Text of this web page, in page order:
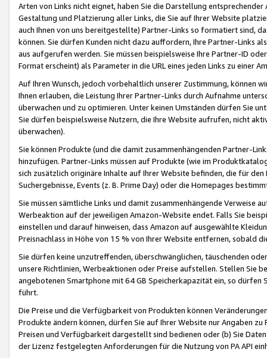
Arten von Links nicht eignet, haben Sie die Darstellung
Gestaltung und Platzierung aller Links, die Sie auf Ihrer Website
auch Ihnen von uns bereitgestellte) Partner-Links so formatiert sind,
können. Sie dürfen Kunden nicht dazu auffordern, Ihre Partner-Links
aus aufgerufen werden. Sie müssen beispielsweise Ihre Partner-ID
Format erscheint) als Parameter in die URL eines jeden Links zu einer
Auf Ihren Wunsch, jedoch vorbehaltlich unserer Zustimmung, können
Ihnen erlauben, die Leistung Ihrer Partner-Links durch Aufnahme
überwachen und zu optimieren. Unter keinen Umständen dürfen Sie
Sie dürfen beispielsweise Nutzern, die Ihre Website aufrufen, nicht
überwachen).
Sie können Produkte (und die damit zusammenhängenden Partner-
hinzufügen. Partner-Links müssen auf Produkte (wie im
sich zusätzlich originäre Inhalte auf Ihrer Website befinden, die für
Suchergebnisse, Events (z. B. Prime Day) oder die Homepages
Sie müssen sämtliche Links und damit zusammenhängende
Werbeaktion auf der jeweiligen Amazon-Website endet. Falls Sie
einstellen und darauf hinweisen, dass Amazon auf ausgewählte
Preisnachlass in Höhe von 15 % von Ihrer Website entfernen, sobald
Sie dürfen keine unzutreffenden, überschwänglichen, täuschenden
unsere Richtlinien, Werbeaktionen oder Preise aufstellen. Stellen Sie
angebotenen Smartphone mit 64 GB Speicherkapazität ein, so dürfen
führt.
Die Preise und die Verfügbarkeit von Produkten können
Produkte ändern können, dürfen Sie auf Ihrer Website nur Angaben
Preisen und Verfügbarkeit dargestellt sind bedienen oder (b) Sie
der Lizenz festgelegten Anforderungen für die Nutzung von PA API